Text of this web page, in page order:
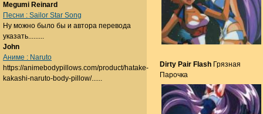
Dirty Pair Flash Грязная
Парочка
Megumi Reinard
Песни : Sailor Star Song
Ну можно было бы и автора перевода
указать.........
John
Аниме : Naruto
https://animebodypillows.com/product/hatake-
kakashi-naruto-body-pillow/......